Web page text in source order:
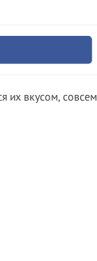
их вкусом, совсем